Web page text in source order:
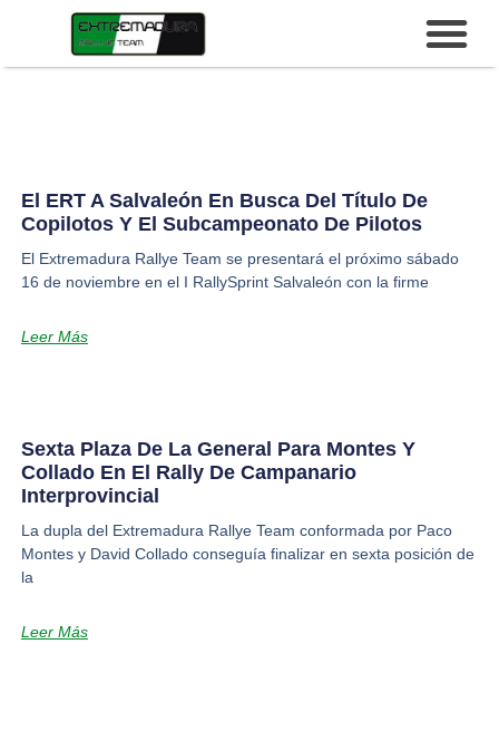
El ERT A Salvaleón En Busca Del Título De
Copilotos Y El Subcampeonato De Pilotos
El Extremadura Rallye Team se presentará el próximo sábado
16 de noviembre en el I RallySprint Salvaleón con la firme
Leer Más
Sexta Plaza De La General Para Montes Y
Collado En El Rally De Campanario
Interprovincial
La dupla del Extremadura Rallye Team conformada por Paco
Montes y David Collado conseguía finalizar en sexta posición de
la
Leer Más